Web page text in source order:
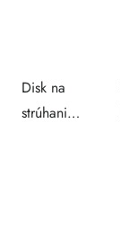
Disk na
strúhanie